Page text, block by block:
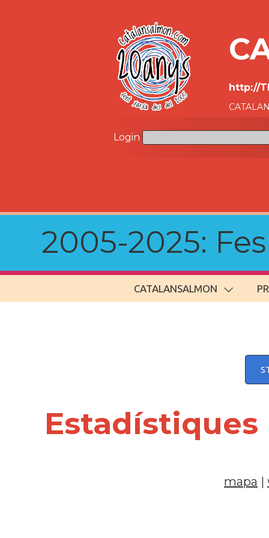
http://
Login
2005-2025:
CATALANSALMON
Estadístiques
mapa |